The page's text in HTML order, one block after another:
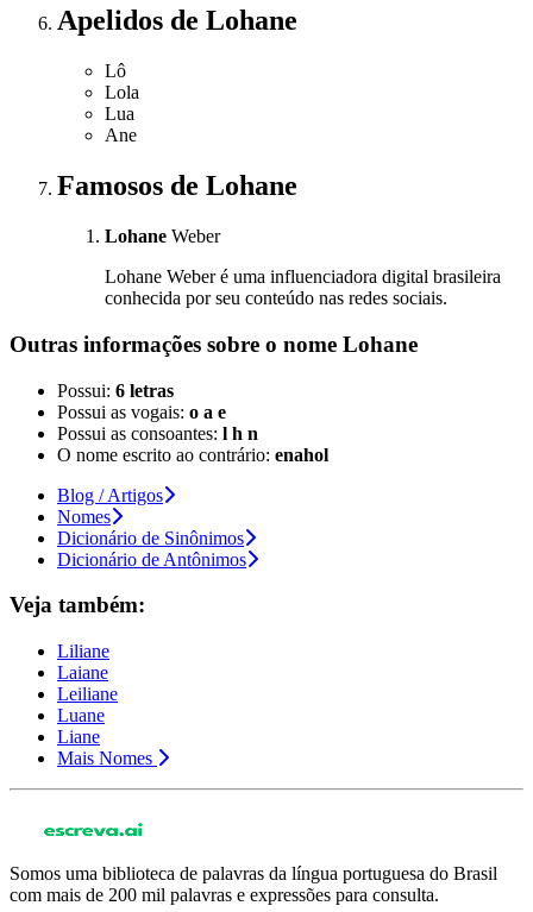
Apelidos de Lohane
Lô
Lola
Lua
Ane
Famosos de Lohane
Lohane Weber
Lohane Weber é uma influenciadora digital brasileira
conhecida por seu conteúdo nas redes sociais.
Outras informações sobre o nome Lohane
Possui: 6 letras
Possui as vogais: o a e
Possui as consoantes: l h n
O nome escrito ao contrário: enahol
Blog / Artigos
Nomes
Dicionário de Sinônimos
Dicionário de Antônimos
Veja também:
Liliane
Laiane
Leiliane
Luane
Liane
Mais Nomes
Somos uma biblioteca de palavras da língua portuguesa do Brasil
com mais de 200 mil palavras e expressões para consulta.